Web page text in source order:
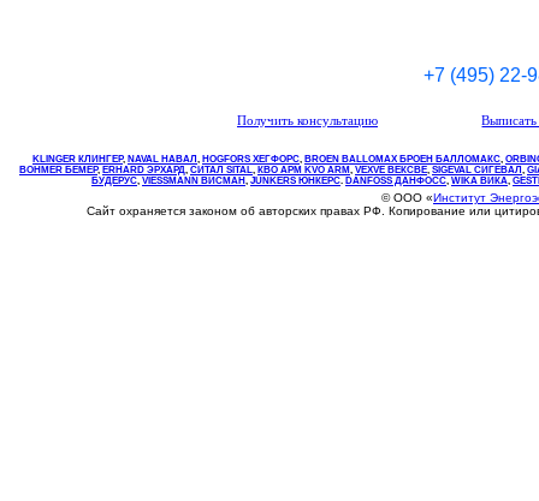
+7 (495) 22-
Получить консультацию
KLINGER КЛИНГЕР, NAVAL НАВАЛ , НOGFORS ХЕГФОРС, BROEN BALLOMAX БРОЕН БАЛЛОМАКС,
BOHMER БЕМЕР, ERHARD ЭРХАРД, СИТАЛ SITAL, КВО АРМ KVO ARM, VEXVE ВЕКСВЕ, SIGEVAL СИГЕВАЛ ,
БУДЕРУС, VIESSMANN ВИСМАН , JUNKERS ЮНКЕРС. DANFOSS ДАНФОСС, WIKA ВИКА,
© ООО «Институт
Сайт охраняется законом об авторских правах РФ. Копирование или